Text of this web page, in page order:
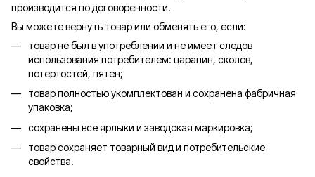
производится по договоренности.
Вы можете вернуть товар или обменять его, если:
товар не был в употреблении и не имеет следов
использования потребителем: царапин, сколов,
потертостей, пятен;
товар полностью укомплектован и сохранена фабричная
упаковка;
сохранены все ярлыки и заводская маркировка;
товар сохраняет товарный вид и потребительские
свойства.